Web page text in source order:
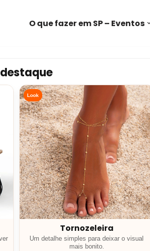
O que fazer em SP – Eventos
Look
Tornozeleira
Um detalhe simples para deixar o visual
mais bonito.